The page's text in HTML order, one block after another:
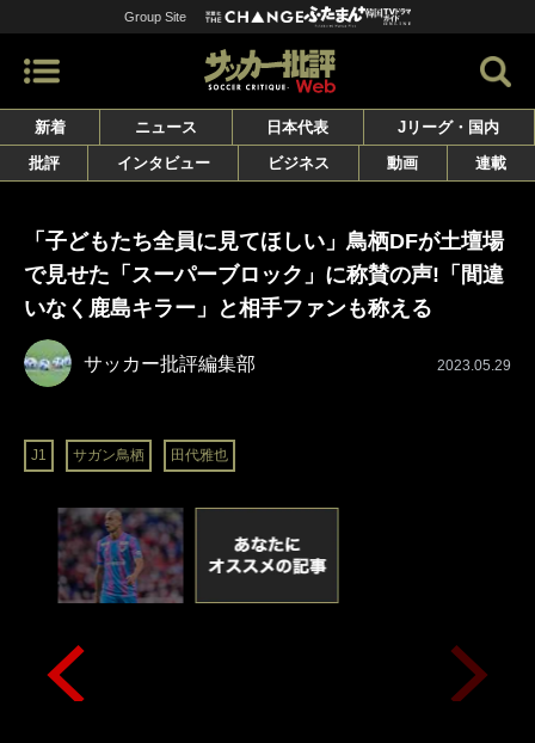
Group Site
新着 ニュース 日本代表
Jリーグ・国内
批評
インタビュー ビジネス 動画 連載
「子どもたち全員に見てほしい」鳥栖DFが土壇場
で見せた「スーパーブロック」に称賛の声!「間違
いなく鹿島キラー」と相手ファンも称える
サッカー批評編集部 2023.05.29
J1 サガン鳥栖 田代雅也